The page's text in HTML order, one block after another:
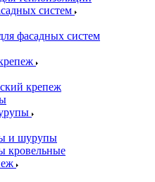
систем
фасадных систем
крепеж
и шурупы
кровельные